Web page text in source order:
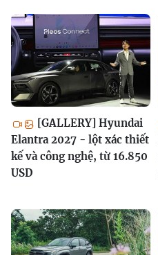
[GALLERY] Hyundai
Elantra 2027 - lột xác thiết
kế và công nghệ, từ 16.850
USD